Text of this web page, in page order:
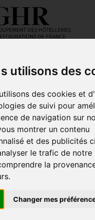
utilisons des
des cookies et
de suivi pour
de navigation sur
montrer un contenu
et des publicités
le trafic de notre
la
Changer mes
et si